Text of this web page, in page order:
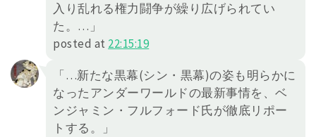
入り乱れる権力闘争が繰り広げられてい
た。…」
posted at 22:15:19
「…新たな黒幕(シン・黒幕)の姿も明らかに
なったアンダーワールドの最新事情を、ベ
ンジャミン・フルフォード氏が徹底リポー
トする。」